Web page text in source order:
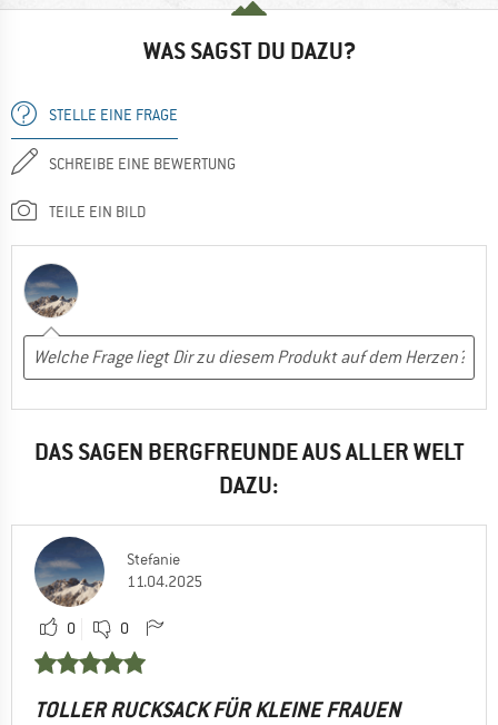
WAS SAGST DU DAZU?
STELLE EINE FRAGE
SCHREIBE EINE BEWERTUNG
TEILE EIN BILD
DAS SAGEN BERGFREUNDE AUS ALLER WELT
DAZU:
Stefanie
11.04.2025
0 0
TOLLER RUCKSACK FÜR KLEINE FRAUEN